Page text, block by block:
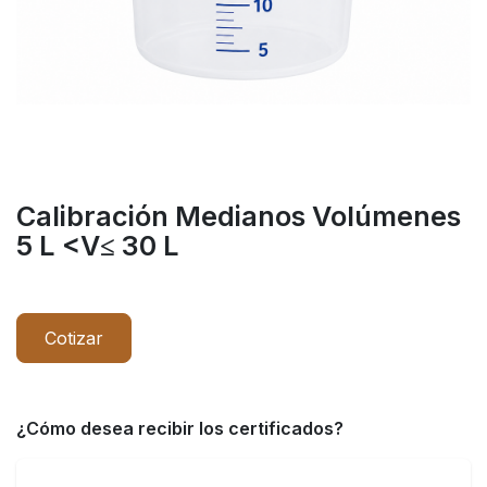
Calibración Medianos Volúmenes
5 L <V≤ 30 L
Cotizar
¿Cómo desea recibir los certificados?